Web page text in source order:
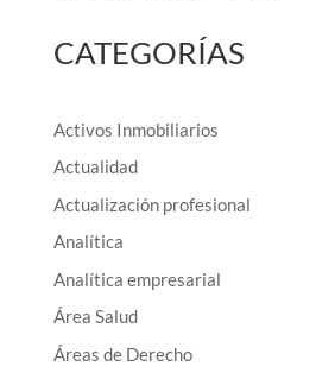
CATEGORÍAS
Activos Inmobiliarios
Actualidad
Actualización profesional
Analítica
Analítica empresarial
Área Salud
Áreas de Derecho